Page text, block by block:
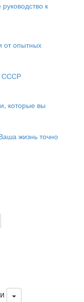
к
от опытных
СССР
которые вы
жизнь точно